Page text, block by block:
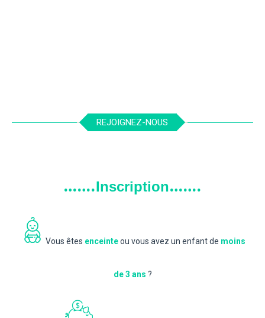
REJOIGNEZ-NOUS
…….Inscription…….
Vous êtes enceinteou vous avez un enfant de moins
de 3 ans ?